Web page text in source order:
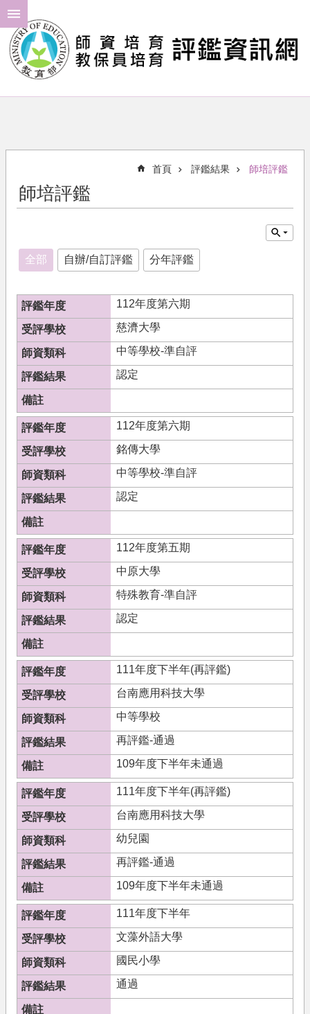
跳到主要內容區塊
進
階
搜
尋
新
年
畫
評
結
果
文
下
載
培
育
機
構
相
關
法
關
我
首
網
導
首頁 評鑑結果 師培評鑑
師培評鑑
全部 自辦/自訂評鑑 分年評鑑
112年度第六期
慈濟大學
中等學校-準自評
認定
112年度第六期
銘傳大學
中等學校-準自評
認定
112年度第五期
中原大學
特殊教育-準自評
認定
111年度下半年(再評鑑)
台南應用科技大學
中等學校
再評鑑-通過
109年度下半年未通過
111年度下半年(再評鑑)
台南應用科技大學
幼兒園
再評鑑-通過
109年度下半年未通過
111年度下半年
文藻外語大學
國民小學
通過